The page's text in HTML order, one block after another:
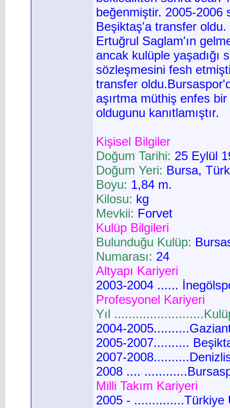
beğenmiştir. 2005-2006
Beşiktaş'a transfer
Ertuğrul Saglam'ın
ancak kulüple yaşadığı
sözleşmesini fesh
transfer
aşırtma müthiş enfes
oldugunu kanıtlamıştır.
Kişisel Bilgiler
Doğum Tarihi: 25 Eylül
Doğum Yeri: Bursa,
Boyu: 1,84 m.
Kilosu: kg
Mevkii: Forvet
Kulüp Bilgileri
Bulunduğu Kulüp:
Numarası: 24
Altyapı Kariyeri
2003-2004 ......
Profesyonel Kariyeri
Yıl
2004-
2005-2007..........
2007-
2008 .... ............
Milli Takım Kariyeri
2005 -